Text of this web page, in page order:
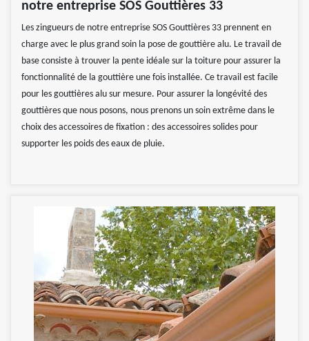
notre entreprise SOS Gouttières 33
Les zingueurs de notre entreprise SOS Gouttières 33 prennent en
charge avec le plus grand soin la pose de gouttière alu. Le travail de
base consiste à trouver la pente idéale sur la toiture pour assurer la
fonctionnalité de la gouttière une fois installée. Ce travail est facile
pour les gouttières alu sur mesure. Pour assurer la longévité des
gouttières que nous posons, nous prenons un soin extrême dans le
choix des accessoires de fixation : des accessoires solides pour
supporter les poids des eaux de pluie.